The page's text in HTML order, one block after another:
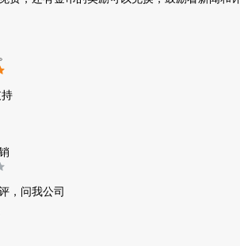
供资讯、股票、理财、债券等信息。
，问我公司